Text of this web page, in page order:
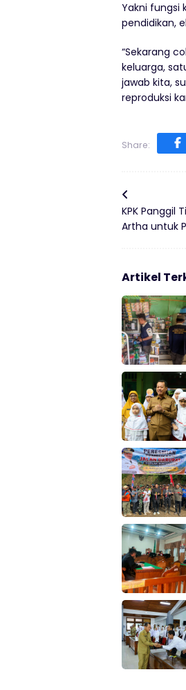
Yakni fungsi
pendidikan,
“Sekarang
keluarga,
jawab kita,
reproduksi
Share:
KPK Panggil
Artha untuk
Artikel